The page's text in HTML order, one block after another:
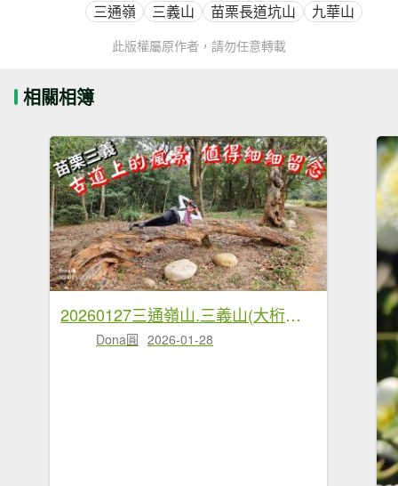
三通嶺
三義山 苗栗長道坑山 九華山
此版權屬原作者，請勿任意轉載
相關相簿
20260127三通嶺山.三義山(大桁茂山).慈濟山.大坪山大O走
Dona圓 2026-01-28